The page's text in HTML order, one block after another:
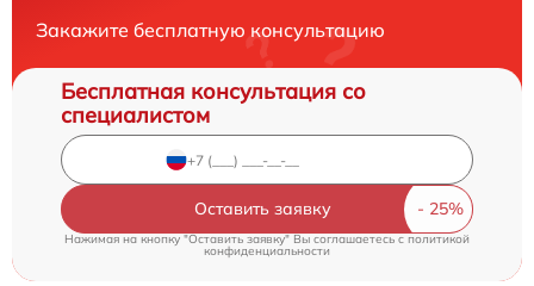
Закажите бесплатную консультацию
Бесплатная консультация со
специалистом
Оставить заявку
Нажимая на кнопку "Оставить заявку" Вы соглашаетесь cполитикой
конфиденциальности